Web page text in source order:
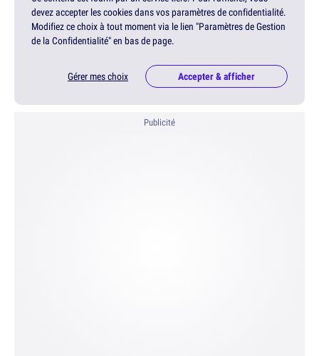
devez accepter les cookies dans vos paramètres de confidentialité.
Modifiez ce choix à tout moment via le lien "Paramètres de Gestion
de la Confidentialité" en bas de page.
Gérer mes choix Accepter & afficher
Publicité